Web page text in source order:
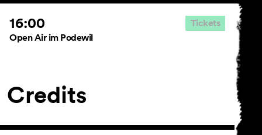
AGB
16:00
Tickets
Open Air im Podewil
Credits